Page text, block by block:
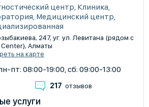
центр, Клиника,
Медицинский центр,
247, уг. ул. Левитана (рядом с
Center), Алматы
на карте
пт: 08:00-19:00, сб: 09:00-13:00
217 отзывов
услуги